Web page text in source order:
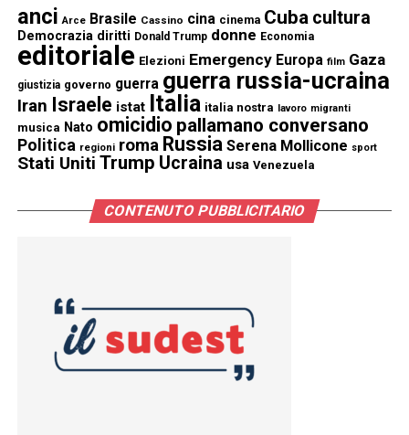
anci Arce Brasile Cassino cina cinema Cuba cultura
Democrazia diritti Donald Trump donne Economia
editoriale Elezioni Emergency Europa film Gaza
giustizia governo guerra guerra russia-ucraina
Iran Israele istat Italia italia nostra lavoro migranti
musica Nato omicidio pallamano conversano
Politica regioni roma Russia Serena Mollicone sport
Stati Uniti Trump Ucraina usa Venezuela
CONTENUTO PUBBLICITARIO